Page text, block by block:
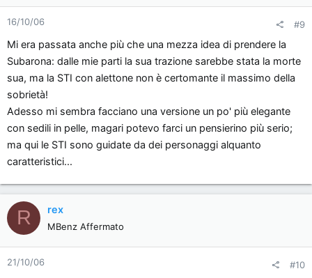
16/10/06 #9
Mi era passata anche più che una mezza idea di prendere la
Subarona: dalle mie parti la sua trazione sarebbe stata la morte
sua, ma la STI con alettone non è certomante il massimo della
sobrietà!
Adesso mi sembra facciano una versione un po' più elegante
con sedili in pelle, magari potevo farci un pensierino più serio;
ma qui le STI sono guidate da dei personaggi alquanto
caratteristici...
R rex
MBenz Affermato
21/10/06 #10